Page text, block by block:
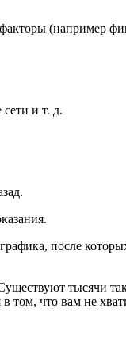
(например
и т. д.
после
тысячи
том, что вам не